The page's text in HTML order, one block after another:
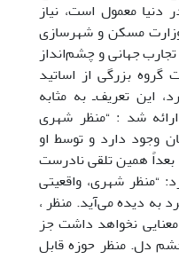
دنیا معمول است، نیاز
مسکن و شهرسازی
جهانی و چشم‌انداز
با مدیریت گروه بزرگی از اساتید
این تعریف‌ـ به مثابه
شد : “منظر شهری
وجود دارد و توسط او
می شود” (باغ نظر، 1383). بعداً همین تلقی نادرست
“منظر شهری، واقعیتی
دیده می‌آید. منظر ،
نخواهد داشت جز
دل. منظر حوزه قابل